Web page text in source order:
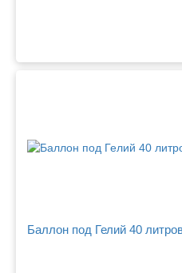
Баллон под Гелий 40